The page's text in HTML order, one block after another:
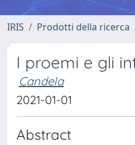
IRIS Prodotti della ricerca
I proemi e gli
Candela
2021-01-01
Abstract